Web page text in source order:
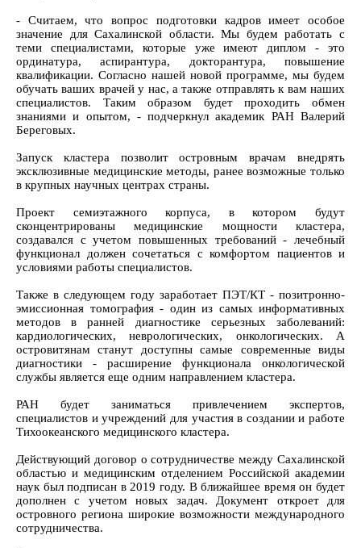
- Считаем, что вопрос подготовки кадров имеет особое
значение для Сахалинской области. Мы будем работать с
теми специалистами, которые уже имеют диплом - это
ординатура, аспирантура, докторантура, повышение
квалификации. Согласно нашей новой программе, мы будем
обучать ваших врачей у нас, а также отправлять к вам наших
специалистов. Таким образом будет проходить обмен
знаниями и опытом, - подчеркнул академик РАН Валерий
Береговых.
Запуск кластера позволит островным врачам внедрять
эксклюзивные медицинские методы, ранее возможные только
в крупных научных центрах страны.
Проект семиэтажного корпуса, в котором будут
сконцентрированы медицинские мощности кластера,
создавался с учетом повышенных требований - лечебный
функционал должен сочетаться с комфортом пациентов и
условиями работы специалистов.
Также в следующем году заработает ПЭТ/КТ - позитронно-
эмиссионная томография - один из самых информативных
методов в ранней диагностике серьезных заболеваний:
кардиологических, неврологических, онкологических. А
островитянам станут доступны самые современные виды
диагностики - расширение функционала онкологической
службы является еще одним направлением кластера.
РАН будет заниматься привлечением экспертов,
специалистов и учреждений для участия в создании и работе
Тихоокеанского медицинского кластера.
Действующий договор о сотрудничестве между Сахалинской
областью и медицинским отделением Российской академии
наук был подписан в 2019 году. В ближайшее время он будет
дополнен с учетом новых задач. Документ откроет для
островного региона широкие возможности международного
сотрудничества.